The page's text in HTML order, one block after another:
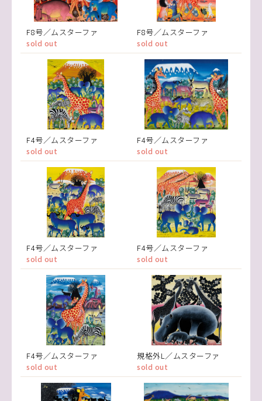
F8号／ムスターファ
sold out
F8号／ムスターファ
sold out
F4号／ムスターファ
sold out
F4号／ムスターファ
sold out
F4号／ムスターファ
sold out
F4号／ムスターファ
sold out
F4号／ムスターファ
sold out
規格外L／ムスターファ
sold out